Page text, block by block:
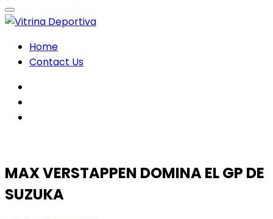
Home
Contact Us
MAX VERSTAPPEN DOMINA EL GP DE
SUZUKA